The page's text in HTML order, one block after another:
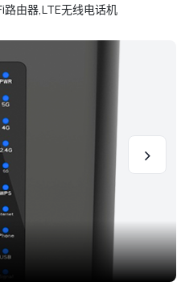
路由器,LTE无线电话机